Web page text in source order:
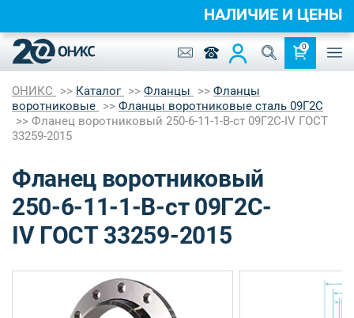
0
ОНИКС Каталог Фланцы
Фланцы
воротниковые
Фланцы воротниковые сталь 09Г2С
Фланец воротниковый 250-6-11-1-B-ст 09Г2С-IV ГОСТ
33259-2015
Фланец воротниковый
250-6-11-1-B-ст 09Г2С-
IV ГОСТ 33259-2015
НАЛИЧИЕ И